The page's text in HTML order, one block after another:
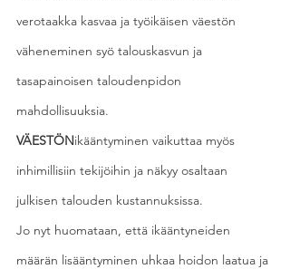
verotaakka kasvaa ja työikäisen väestön
väheneminen syö talouskasvun ja
tasapainoisen taloudenpidon
mahdollisuuksia.
VÄESTÖNikääntyminen vaikuttaa myös
inhimillisiin tekijöihin ja näkyy osaltaan
julkisen talouden kustannuksissa.
Jo nyt huomataan, että ikääntyneiden
määrän lisääntyminen uhkaa hoidon laatua ja